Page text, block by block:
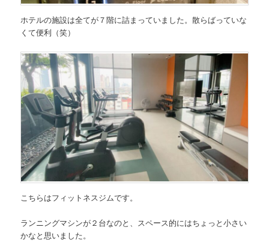
ホテルの施設は全てが７階に詰まっていました。散らばっていな
くて便利（笑）
こちらはフィットネスジムです。
ランニングマシンが２台なのと、スペース的にはちょっと小さい
かなと思いました。